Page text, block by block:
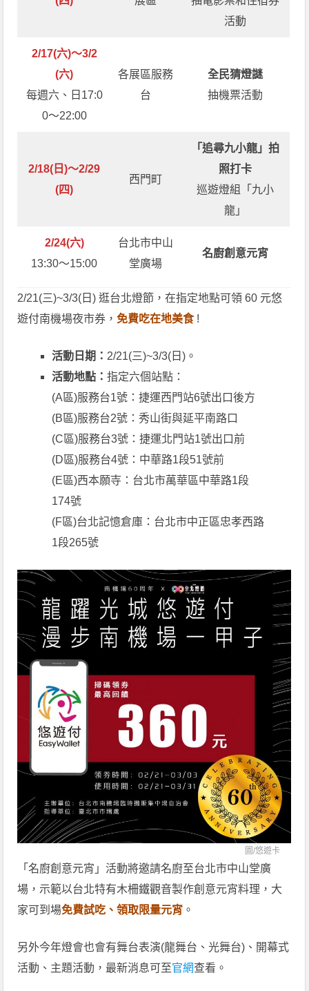
活動
2/17(六)～3/2
(六)
每週六、日17:0
0～22:00
各展區服務
台
全民猜燈謎
抽機票活動
2/18(日)～2/29
(四)
西門町
「追尋九小龍」拍
照打卡
巡遊燈組「九小
龍」
2/24(六)
13:30～15:00
台北市中山
堂廣場
名廚創意元宵
2/21(三)~3/3(日) 逛台北燈節，在指定地點可領 60 元悠
遊付南機場夜市券，免費吃在地美食!
活動日期： 2/21(三)~3/3(日)。
活動地點：指定六個站點：
(A區)服務台1號：捷運西門站6號出口後方
(B區)服務台2號：秀山街與延平南路口
(C區)服務台3號：捷運北門站1號出口前
(D區)服務台4號：中華路1段51號前
(E區)西本願寺：台北市萬華區中華路1段
174號
(F區)台北記憶倉庫：台北市中正區忠孝西路
1段265號
圖/悠遊卡
「名廚創意元宵」活動將邀請名廚至台北市中山堂廣
場，示範以台北特有木柵鐵觀音製作創意元宵料理，大
家可到場免費試吃、領取限量元宵 。
另外今年燈會也會有舞台表演(龍舞台、光舞台)、開幕式
活動、主題活動，最新消息可至官網查看。